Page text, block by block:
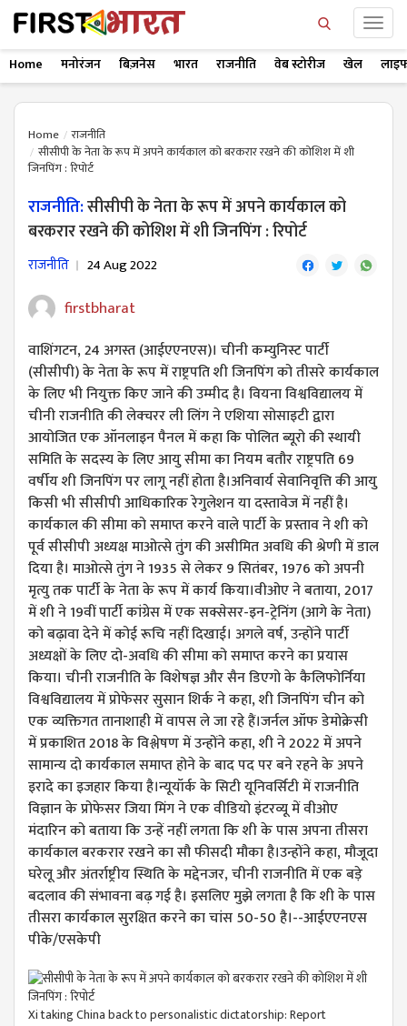
Home मनोरंजन बिज़नेस भारत राजनीति वेब स्टोरीज खेल
Home
राजनीति
सीसीपी के नेता के रूप में अपने कार्यकाल को बरकरार रखने की कोशिश में शी
जिनपिंग : रिपोर्ट
राजनीति:सीसीपी के नेता के रूप में अपने कार्यकाल को
बरकरार रखने की कोशिश में शी जिनपिंग : रिपोर्ट
राजनीति 24 Aug 2022
firstbharat
वाशिंगटन, 24 अगस्त (आईएएनएस)। चीनी कम्युनिस्ट पार्टी
(सीसीपी) के नेता के रूप में राष्ट्रपति शी जिनपिंग को तीसरे कार्यकाल
के लिए भी नियुक्त किए जाने की उम्मीद है। वियना विश्वविद्यालय में
चीनी राजनीति की लेक्चरर ली लिंग ने एशिया सोसाइटी द्वारा
आयोजित एक ऑनलाइन पैनल में कहा कि पोलित ब्यूरो की स्थायी
समिति के सदस्य के लिए आयु सीमा का नियम बतौर राष्ट्रपति 69
वर्षीय शी जिनपिंग पर लागू नहीं होता है।अनिवार्य सेवानिवृत्ति की आयु
किसी भी सीसीपी आधिकारिक रेगुलेशन या दस्तावेज में नहीं है।
कार्यकाल की सीमा को समाप्त करने वाले पार्टी के प्रस्ताव ने शी को
पूर्व सीसीपी अध्यक्ष माओत्से तुंग की असीमित अवधि की श्रेणी में डाल
दिया है। माओत्से तुंग ने 1935 से लेकर 9 सितंबर, 1976 को अपनी
मृत्यु तक पार्टी के नेता के रूप में कार्य किया।वीओए ने बताया, 2017
में शी ने 19वीं पार्टी कांग्रेस में एक सक्सेसर-इन-ट्रेनिंग (आगे के नेता)
को बढ़ावा देने में कोई रूचि नहीं दिखाई। अगले वर्ष, उन्होंने पार्टी
अध्यक्षों के लिए दो-अवधि की सीमा को समाप्त करने का प्रयास
किया। चीनी राजनीति के विशेषज्ञ और सैन डिएगो के कैलिफोर्निया
विश्वविद्यालय में प्रोफेसर सुसान शिर्क ने कहा, शी जिनपिंग चीन को
एक व्यक्तिगत तानाशाही में वापस ले जा रहे हैं।जर्नल ऑफ डेमोक्रेसी
में प्रकाशित 2018 के विश्लेषण में उन्होंने कहा, शी ने 2022 में अपने
सामान्य दो कार्यकाल समाप्त होने के बाद पद पर बने रहने के अपने
इरादे का इजहार किया है।न्यूयॉर्क के सिटी यूनिवर्सिटी में राजनीति
विज्ञान के प्रोफेसर जिया मिंग ने एक वीडियो इंटरव्यू में वीओए
मंदारिन को बताया कि उन्हें नहीं लगता कि शी के पास अपना तीसरा
कार्यकाल बरकरार रखने का सौ फीसदी मौका है।उन्होंने कहा, मौजूदा
घरेलू और अंतर्राष्ट्रीय स्थिति के मद्देनजर, चीनी राजनीति में एक बड़े
बदलाव की संभावना बढ़ गई है। इसलिए मुझे लगता है कि शी के पास
तीसरा कार्यकाल सुरक्षित करने का चांस 50-50 है।--आईएएनएस
पीके/एसकेपी
Xi taking China back to personalistic dictatorship: Report